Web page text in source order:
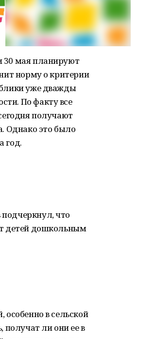
30 мая планируют
норму о критерии
уже дважды
По факту все
получают
Однако это было
год.
что
детей дошкольным
в сельской
получат ли они ее в